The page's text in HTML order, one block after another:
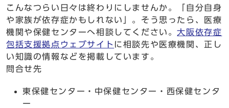
こんなつらい日々は終わりにしませんか。「自分自身
や家族が依存症かもしれない」。そう思ったら、医療
機関や保健センターへ相談してください。大阪依存症
包括支援拠点ウェブサイト に相談先や医療機関、正し
い知識の情報などを掲載しています。
問合せ先
東保健センター・中保健センター・西保健センタ
ー